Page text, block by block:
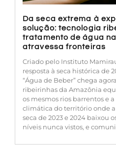
Da seca extrema à
solução: tecnologia
tratamento de água
atravessa fronteiras
Criado pelo Instituto
resposta à seca histórica de
“Água de Beber” chega
ribeirinhas da Amazônia
os mesmos rios barrentos e
climática do território onde
seca de 2023 e 2024 baixou
níveis nunca vistos, e